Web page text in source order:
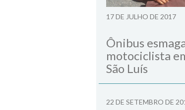
17 DE JULHO DE 2017
Ônibus
motociclista
São Luís
22 DE SETEMBRO DE